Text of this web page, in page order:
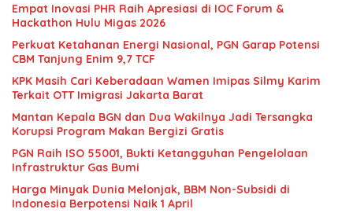
‎Empat Inovasi PHR Raih Apresiasi di IOC Forum &
Hackathon Hulu Migas 2026
Perkuat Ketahanan Energi Nasional, PGN Garap Potensi
CBM Tanjung Enim 9,7 TCF
KPK Masih Cari Keberadaan Wamen Imipas Silmy Karim
Terkait OTT Imigrasi Jakarta Barat
Mantan Kepala BGN dan Dua Wakilnya Jadi Tersangka
Korupsi Program Makan Bergizi Gratis
PGN Raih ISO 55001, Bukti Ketangguhan Pengelolaan
Infrastruktur Gas Bumi
Harga Minyak Dunia Melonjak, BBM Non-Subsidi di
Indonesia Berpotensi Naik 1 April